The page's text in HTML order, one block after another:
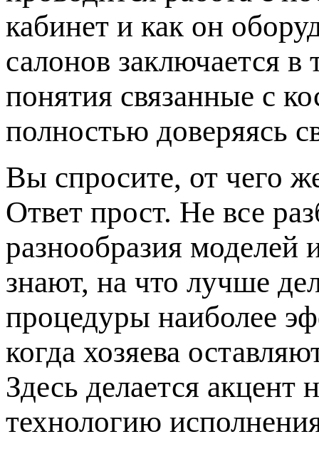
кабинет и как он
салонов заключается
понятия связанные с
полностью доверяясь
Вы спросите, от чего
Ответ прост. Не все
разнообразия моделей
знают, на что лучше
процедуры наиболее
когда хозяева
Здесь делается акцент
технологию